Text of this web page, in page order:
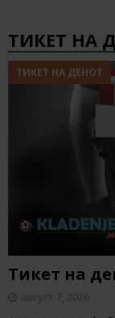
ТИКЕТ НА
ТИКЕТ НА ДЕНОТ
Тикет на
август 7, 2026